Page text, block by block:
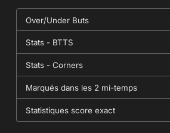
Over/Under Buts
Stats - BTTS
Stats - Corners
Marqués dans les 2 mi-temps
Statistiques score exact